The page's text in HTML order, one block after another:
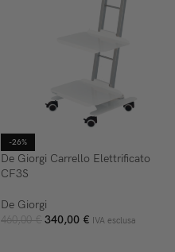
-26%
De Giorgi Carrello Elettrificato
CF3S
De Giorgi
460,00€ 340,00 € IVA esclusa